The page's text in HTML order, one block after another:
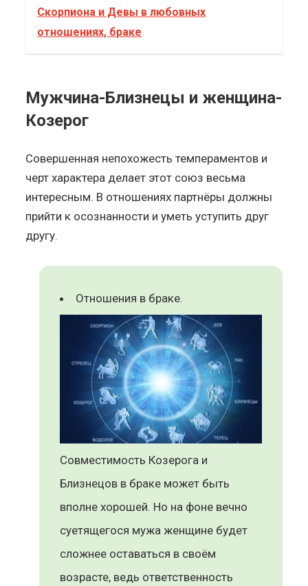
Скорпиона и Девы в любовных
отношениях, браке
Мужчина-Близнецы и женщина-
Козерог
Совершенная непохожесть темпераментов и
черт характера делает этот союз весьма
интересным. В отношениях партнёры должны
прийти к осознанности и уметь уступить друг
другу.
Отношения в браке.
Совместимость Козерога и
Близнецов в браке может быть
вполне хорошей. Но на фоне вечно
суетящегося мужа женщине будет
сложнее оставаться в своём
возрасте, ведь ответственность